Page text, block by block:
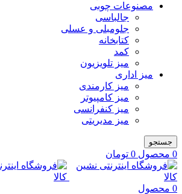
مصنوعات چوبی
جالباسی
جلومبلی و عسلی
کتابخانه
کمد
میز تلویزیون
میز اداری
میز کارمندی
میز کامپیوتر
میز کنفرانسی
میز مدیریتی
جستجو
0 محصول 0 تومان
0 محصول